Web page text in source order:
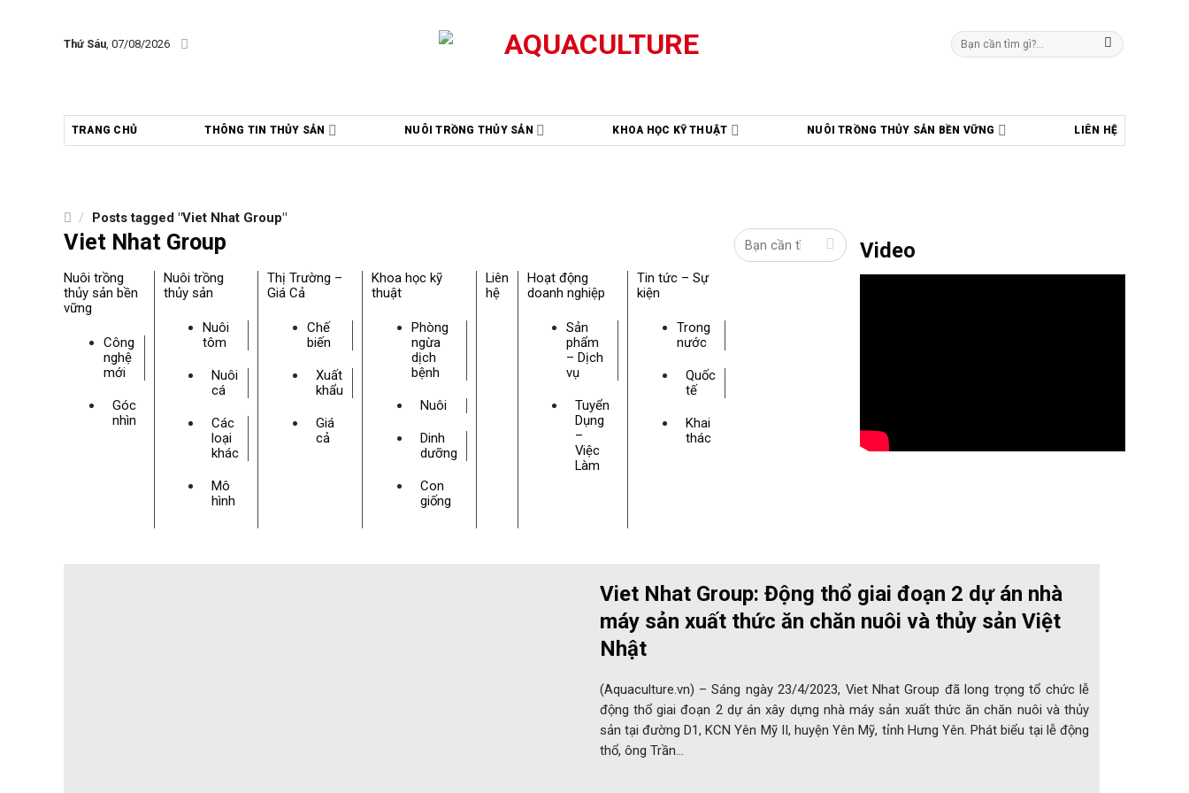
Thứ Sáu, 07/08/2026
Tìm
kiếm:
TRANG CHỦ THÔNG TIN THỦY SẢN NUÔI TRỒNG THỦY SẢN KHOA HỌC KỸ THUẬT NUÔI TRỒNG THỦY SẢN BỀN VỮNG LIÊN HỆ
/ Posts tagged "Viet Nhat Group"
Viet Nhat Group
Nuôi trồng
thủy sản bền
vững
Công
nghệ
mới
Góc
nhìn
Nuôi trồng
thủy sản
Nuôi
tôm
Nuôi
cá
Các
loại
khác
Mô
hình
Thị Trường –
Giá Cả
Chế
biến
Xuất
khẩu
Giá
cả
Khoa học kỹ
thuật
Phòng
ngừa
dịch
bệnh
Nuôi
Dinh
dưỡng
Con
giống
Liên
hệ
Hoạt động
doanh nghiệp
Sản
phẩm
– Dịch
vụ
Tuyển
Dụng
–
Việc
Làm
Tin tức – Sự
kiện
Trong
nước
Quốc
tế
Khai
thác
Viet Nhat Group: Động thổ giai đoạn 2 dự án nhà
máy sản xuất thức ăn chăn nuôi và thủy sản Việt
Nhật
(Aquaculture.vn) – Sáng ngày 23/4/2023, Viet Nhat Group đã long trọng tổ chức lễ
động thổ giai đoạn 2 dự án xây dựng nhà máy sản xuất thức ăn chăn nuôi và thủy
sản tại đường D1, KCN Yên Mỹ II, huyện Yên Mỹ, tỉnh Hưng Yên. Phát biểu tại lễ động
thổ, ông Trần…
Video